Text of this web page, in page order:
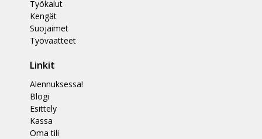
Työkalut
Kengät
Suojaimet
Työvaatteet
Linkit
Alennuksessa!
Blogi
Esittely
Kassa
Oma tili